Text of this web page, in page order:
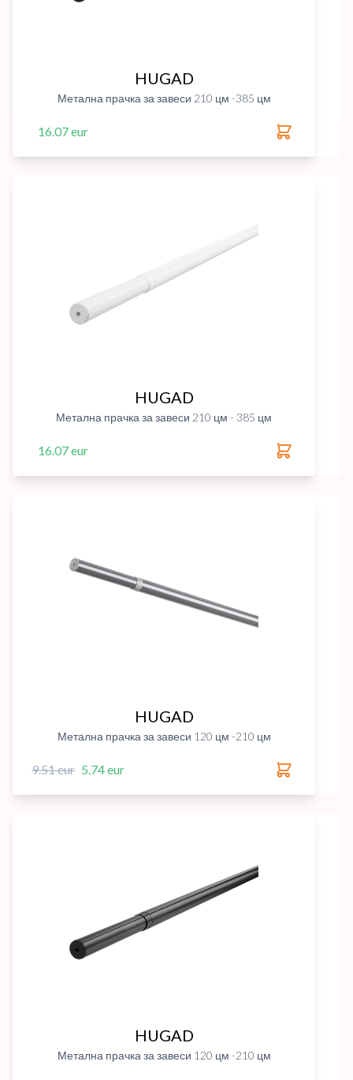
HUGAD
Метална прачка за завеси 210 цм -385 цм
16.07 eur
HUGAD
Метална прачка за завеси 210 цм - 385 цм
16.07 eur
HUGAD
Метална прачка за завеси 120 цм -210 цм
9.51 eur 5.74 eur
HUGAD
Метална прачка за завеси 120 цм -210 цм